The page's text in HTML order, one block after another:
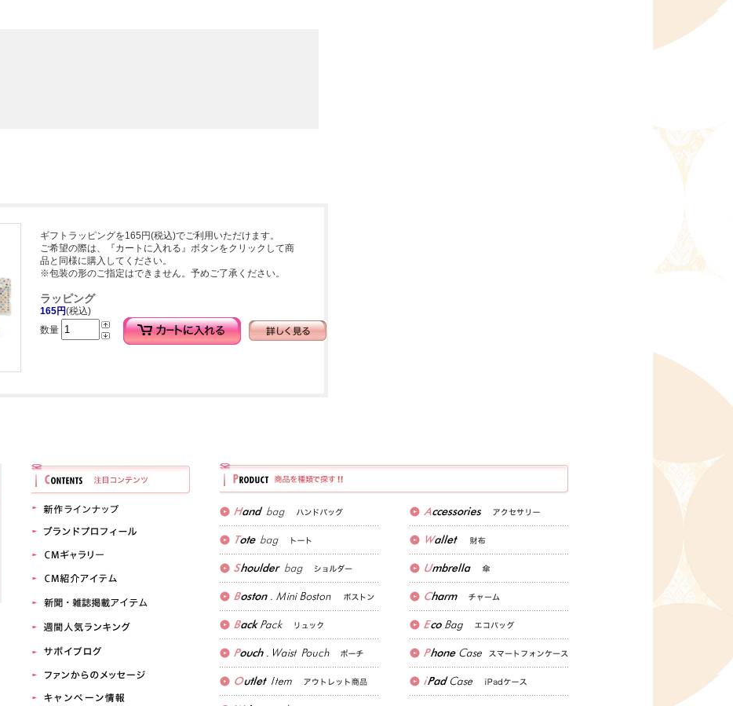
ギフトラッピングを165円(税込)でご利用いただけます。
ご希望の際は、『カートに入れる』ボタンをクリックして商
品と同様に購入してください。
※包装の形のご指定はできません。予めご了承ください。
ラッピング
165円(税込)
数量